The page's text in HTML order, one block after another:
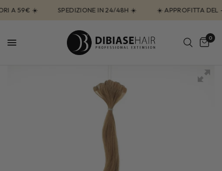
A 59€ ☀️ SPEDIZIONE IN 24/48H ☀️ ☀️ APPROFITTA DEL -
0